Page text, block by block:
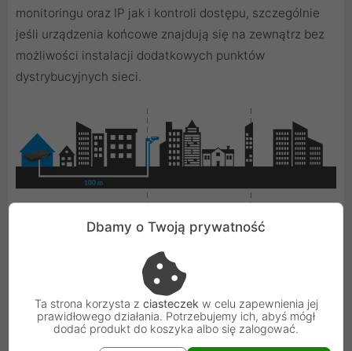
monitoringu oraz IP jak i kontroli dostępu, szczególnie
jeśli urządzenia końcowe znajdują się na zewnątrz bez
możliwości instalacji dodatkowych punktów
dystrybucyjnych sieci.
Dbamy o Twoją prywatność
Ta strona korzysta z ciasteczek w celu zapewnienia jej
prawidłowego działania. Potrzebujemy ich, abyś mógł
dodać produkt do koszyka albo się zalogować.